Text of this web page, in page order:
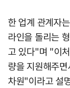
한 업계 관계자
라인을 돌리는
고 있다"며 "이
량을 지원해주
차원"이라고 설